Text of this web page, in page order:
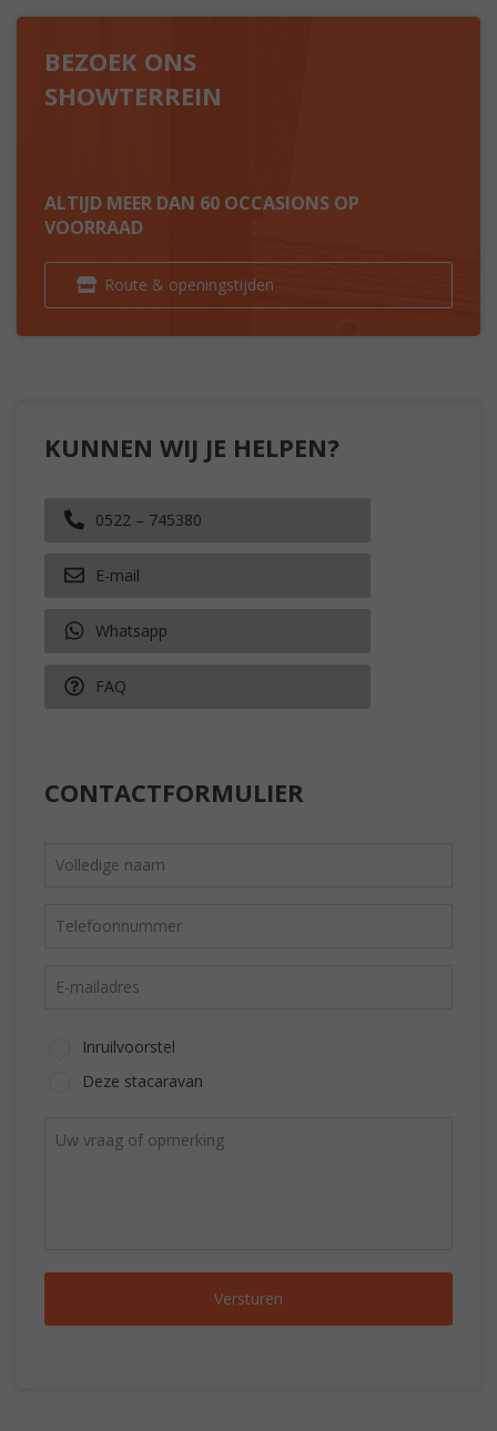
BEZOEK ONS
SHOWTERREIN
ALTIJD MEER DAN 60 OCCASIONS OP
VOORRAAD
Route & openingstijden
KUNNEN WIJ JE HELPEN?
0522 – 745380
E-mail
Whatsapp
FAQ
CONTACTFORMULIER
Inruilvoorstel
Deze stacaravan